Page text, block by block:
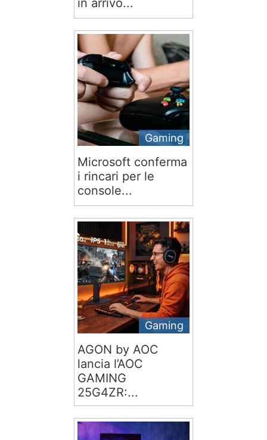
in arrivo...
Gaming
Microsoft conferma
i rincari per le
console...
Gaming
AGON by AOC
lancia l’AOC
GAMING
25G4ZR:...